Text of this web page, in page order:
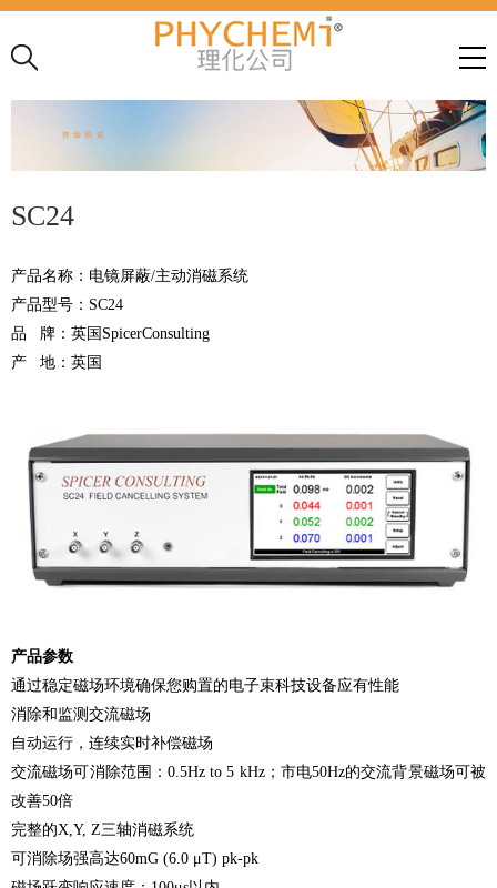
SC24
产品名称：电镜屏蔽/主动消磁系统
产品型号： SC24
品
牌：英国 SpicerConsulting
产
地：英国
产品参数
通过稳定磁场环境确保您购置的电子束科技设备应有性能
消除和监测交流磁场
自动运行，连续实时补偿磁场
交流磁场可消除范围：0.5Hz to 5 kHz；市电50Hz的交流背景磁场可被
改善50倍
完整的X,Y, Z三轴消磁系统
可消除场强高达60mG (6.0 μT) pk-pk